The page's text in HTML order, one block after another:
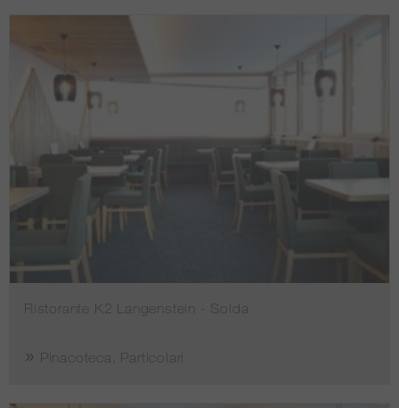
Ristorante K2 Langenstein - Solda
Pinacoteca, Particolari